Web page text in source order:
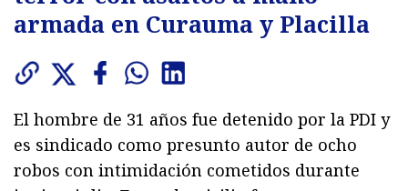
armada en Curauma y Placilla
El hombre de 31 años fue detenido por la PDI y
es sindicado como presunto autor de ocho
robos con intimidación cometidos durante